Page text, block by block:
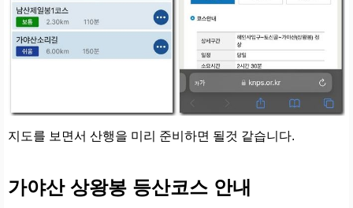
지도를 보면서 산행을 미리 준비하면 될것 같습니다.
가야산 상왕봉 등산코스 안내